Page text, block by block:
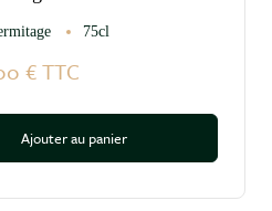
75cl
€ TTC
quantité
Ajouter au panier